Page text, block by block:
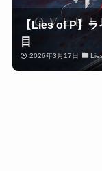
【Lies of P】
目
2026年3月17日